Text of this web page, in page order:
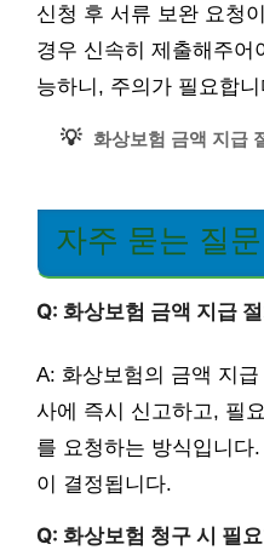
신청 후 서류 보완 요청
경우 신속히 제출해주
능하니, 주의가 필요합니
💡 화상보험 금액 지급
자주 묻는 질문
Q: 화상보험 금액 지급
A: 화상보험의 금액 지
사에 즉시 신고하고, 필
를 요청하는 방식입니다
이 결정됩니다.
Q: 화상보험 청구 시 필